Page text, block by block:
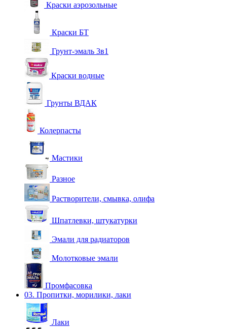
Краски аэрозольные
Краски БТ
Грунт-эмаль 3в1
Краски водные
Грунты ВДАК
Колерпасты
Мастики
Разное
Растворители, смывка, олифа
Шпатлевки, штукатурки
Эмали для радиаторов
Молотковые эмали
Промфасовка
03. Пропитки, морилики, лаки
Лаки